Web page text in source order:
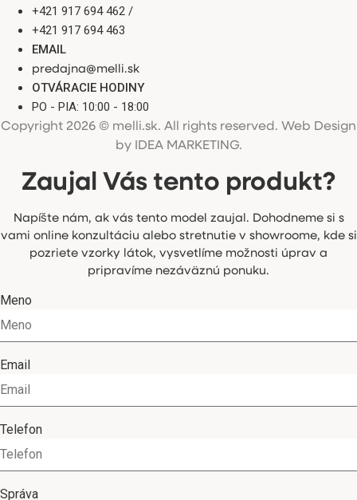
+421 917 694 462 /
+421 917 694 463
EMAIL
predajna@melli.sk
OTVÁRACIE HODINY
PO - PIA: 10:00 - 18:00
Copyright 2026 © melli.sk. All rights reserved. Web Design
by IDEA MARKETING.
Zaujal Vás tento produkt?
Napíšte nám, ak vás tento model zaujal. Dohodneme si s
vami online konzultáciu alebo stretnutie v showroome, kde si
pozriete vzorky látok, vysvetlíme možnosti úprav a
pripravíme nezáväznú ponuku.
Meno
Email
Telefon
Správa